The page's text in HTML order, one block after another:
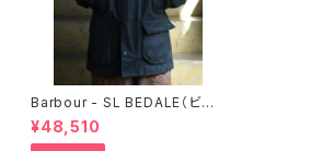
Barbour - SL BEDALE（ビデ
イル）／ワックスコットンブルゾ
ン
¥48,510